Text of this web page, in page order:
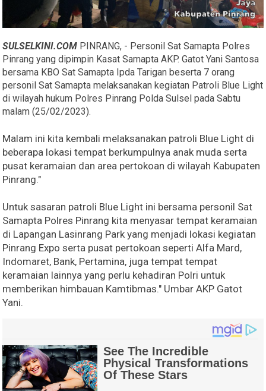
SULSELKINI.COM PINRANG, - Personil Sat Samapta Polres
Pinrang yang dipimpin Kasat Samapta AKP. Gatot Yani Santosa
bersama KBO Sat Samapta Ipda Tarigan beserta 7 orang
personil Sat Samapta melaksanakan kegiatan Patroli Blue Light
di wilayah hukum Polres Pinrang Polda Sulsel pada Sabtu
malam (25/02/2023).
Malam ini kita kembali melaksanakan patroli Blue Light di
beberapa lokasi tempat berkumpulnya anak muda serta
pusat keramaian dan area pertokoan di wilayah Kabupaten
Pinrang."
Untuk sasaran patroli Blue Light ini bersama personil Sat
Samapta Polres Pinrang kita menyasar tempat keramaian
di Lapangan Lasinrang Park yang menjadi lokasi kegiatan
Pinrang Expo serta pusat pertokoan seperti Alfa Mard,
Indomaret, Bank, Pertamina, juga tempat tempat
keramaian lainnya yang perlu kehadiran Polri untuk
memberikan himbauan Kamtibmas." Umbar AKP Gatot
Yani.